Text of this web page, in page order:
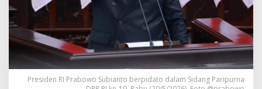
w
o
K
i
Presiden RI Prabowo Subianto berpidato dalam Sidang Paripurna